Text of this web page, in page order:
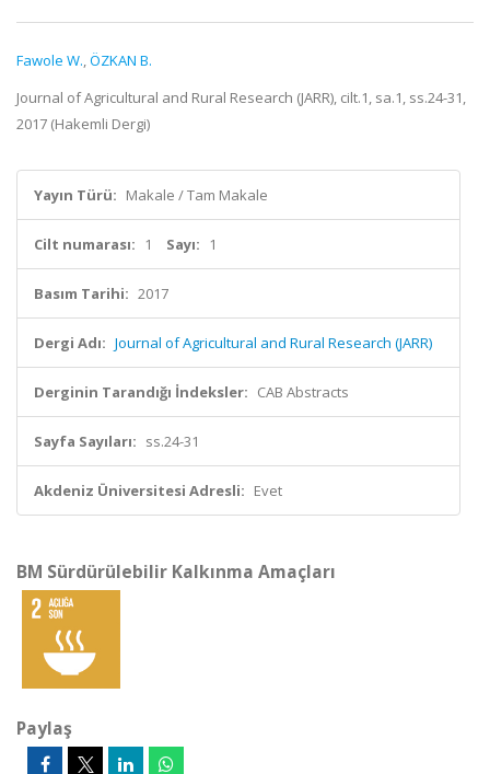
Fawole W.,ÖZKAN B.
Journal of Agricultural and Rural Research (JARR), cilt.1, sa.1, ss.24-31,
2017 (Hakemli Dergi)
Yayın Türü: Makale / Tam Makale
Cilt numarası: 1 Sayı: 1
Basım Tarihi: 2017
Dergi Adı: Journal of Agricultural and Rural Research (JARR)
Derginin Tarandığı İndeksler: CAB Abstracts
Sayfa Sayıları: ss.24-31
Akdeniz Üniversitesi Adresli: Evet
BM Sürdürülebilir Kalkınma Amaçları
Paylaş